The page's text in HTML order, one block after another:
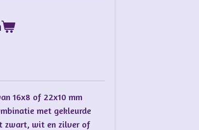
16x8 of 22x10 mm
met gekleurde
zwart, wit en zilver of